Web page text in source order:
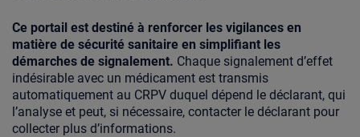
Ce portail est destiné à renforcer les vigilances en
matière de sécurité sanitaire en simplifiant les
démarches de signalement. Chaque signalement d’effet
indésirable avec un médicament est transmis
automatiquement au CRPV duquel dépend le déclarant, qui
l’analyse et peut, si nécessaire, contacter le déclarant pour
collecter plus d’informations.